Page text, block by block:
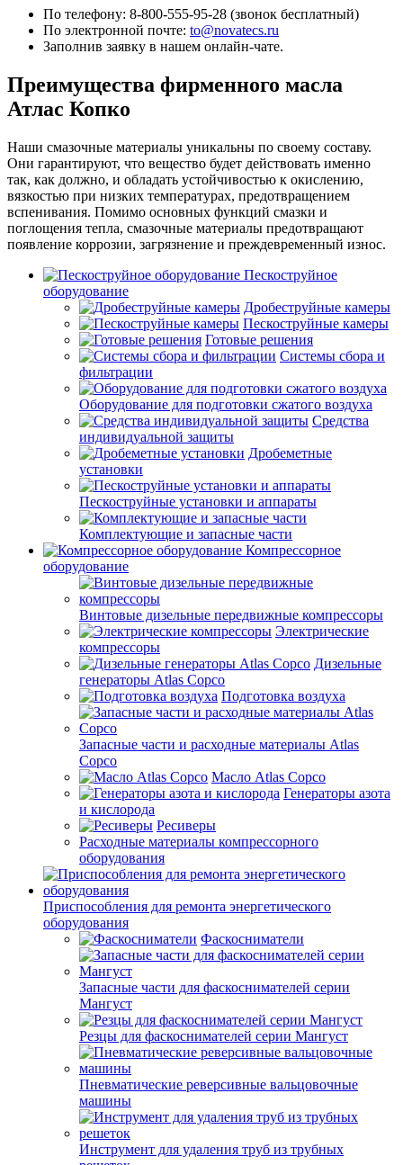
По телефону: 8-800-555-95-28 (звонок бесплатный)
По электронной почте: to@novatecs.ru
Заполнив заявку в нашем онлайн-чате.
Преимущества фирменного масла
Атлас Копко
Наши смазочные материалы уникальны по своему составу.
Они гарантируют, что вещество будет действовать именно
так, как должно, и обладать устойчивостью к окислению,
вязкостью при низких температурах, предотвращением
вспенивания. Помимо основных функций смазки и
поглощения тепла, смазочные материалы предотвращают
появление коррозии, загрязнение и преждевременный износ.
Пескоструйное
оборудование
Дробеструйные камеры
Пескоструйные камеры
Готовые решения
Системы сбора и
фильтрации
Оборудование для подготовки сжатого воздуха
Средства
индивидуальной защиты
Дробеметные
установки
Пескоструйные установки и аппараты
Комплектующие и запасные части
Компрессорное
оборудование
Винтовые дизельные передвижные компрессоры
Электрические
компрессоры
Дизельные
генераторы Atlas Copco
Подготовка воздуха
Запасные части и расходные материалы Atlas
Copco
Масло Atlas Copco
Генераторы азота
и кислорода
Ресиверы
Расходные материалы компрессорного
оборудования
Приспособления для ремонта энергетического
оборудования
Фаскосниматели
Запасные части для фаскоснимателей серии
Мангуст
Резцы для фаскоснимателей серии Мангуст
Пневматические реверсивные вальцовочные
машины
Инструмент для удаления труб из трубных